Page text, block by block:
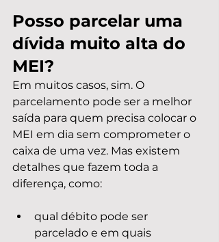
Posso parcelar uma
dívida muito alta do
MEI?
Em muitos casos, sim. O
parcelamento pode ser a melhor
saída para quem precisa colocar o
MEI em dia sem comprometer o
caixa de uma vez. Mas existem
detalhes que fazem toda a
diferença, como:
qual débito pode ser
parcelado e em quais